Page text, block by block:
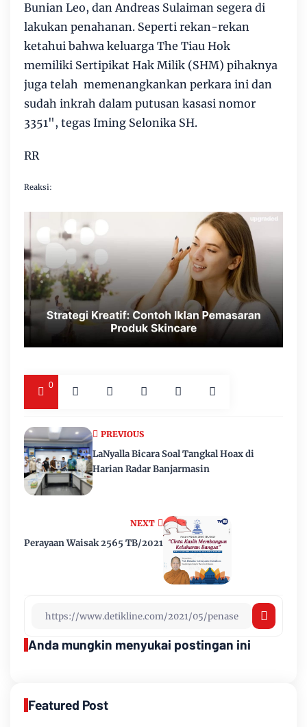
Bunian Leo, dan Andreas Sulaiman segera di
lakukan penahanan. Seperti rekan-rekan
ketahui bahwa keluarga The Tiau Hok
memiliki Sertipikat Hak Milik (SHM) pihaknya
juga telah memenangkankan perkara ini dan
sudah inkrah dalam putusan kasasi nomor
3351", tegas Iming Selonika SH.
RR
Reaksi:
0
NEXT
Perayaan Waisak 2565 TB/2021
PREVIOUS
LaNyalla Bicara Soal Tangkal Hoax di
Harian Radar Banjarmasin
Anda mungkin menyukai postingan ini
Featured Post